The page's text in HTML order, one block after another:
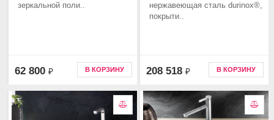
зеркальной поли..
62 800 ₽ В КОРЗИНУ
нержавеющая сталь durinox®,
покрыти..
208 518 ₽ В КОРЗИНУ